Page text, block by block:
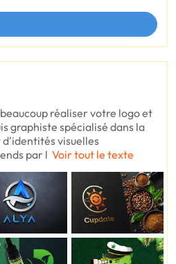
réaliser votre logo et
graphiste spécialisé dans la
visuelles
par l Voir tout le texte